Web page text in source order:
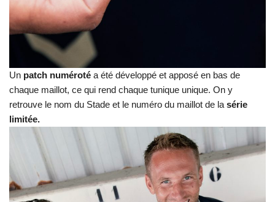
Un patch numéroté a été développé et apposé en bas de
chaque maillot, ce qui rend chaque tunique unique. On y
retrouve le nom du Stade et le numéro du maillot de la série
limitée.